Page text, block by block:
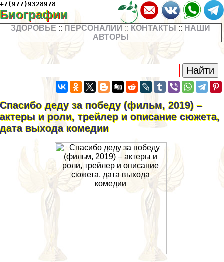
+7(977)9328978
Биографии
ЗДОРОВЬЕ :: ПЕРСОНАЛИИ :: КОНТАКТЫ :: НАШИ
АВТОРЫ
Спасибо деду за победу (фильм, 2019) –
актеры и роли, трейлер и описание сюжета,
дата выхода комедии